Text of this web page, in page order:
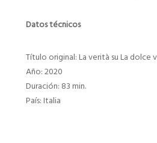
Datos técnicos
Título original: La verità su La dolce
Año: 2020
Duración: 83 min.
País: Italia